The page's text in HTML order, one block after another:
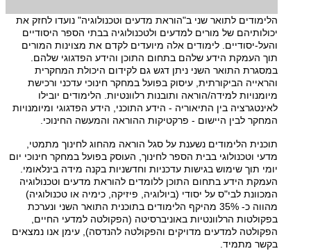
הלימודים לתואר שני ב"הוראת מדעים וטכנולוגיה" נועדו לחזק את
יכולותיהם של מורים למדעים ולטכנולוגיה בבתי הספר היסודיים
והעל-יסודיים. לימודים אלה מיועדים לקדם את מצוינות המורים
תוך העמקת הידע שלהם בתחום התוכן והידע הפדגוגי שלהם.
במסגרת התואר השני ניתן דגש גם לקידום היכולת המחקרית
והראייה הביקורתית, עיסוק בפועל במחקר חינוכי עדכני ורכישת
מיומנויות למידה/הוראה ותובנות רלוונטיות. הלימודים יובילו
לאינטגרציה בין התיאוריה - הידע התוכני, הידע הפדגוגי ומיומנויות
המחקר לבין היישום - פרקטיקות ההוראה והמעשה החינוכי.
תוכנית הלימודים נשענת על סגל הוראה מהחוג לחינוך מתמטי,
מדעי וטכנולוגי בבית הספר לחינוך, העוסק בפועל במחקר חינוכי יום
יומי תוך שימוש בגישות עדכניות וחדשניות בקנה מידה בינלאומי.
העמקת הידע בתחום התוכן ללומדים להוראת מדעים וטכנולוגיה
המכוונת לבי"ס על יסודי (ביולוגיה, פיזיקה, כימיה או טכנולוגיה)
מהווה כ- 35% מהיקף הלימודים בתוכנית התואר השני ונערכת
בפקולטות הרלוונטיות באוניברסיטה (הפקולטה למדעי החיים,
הפקולטה למדעים מדויקים והפקולטה להנדסה), עימן אנו נמצאים
בקשר מתמיד.